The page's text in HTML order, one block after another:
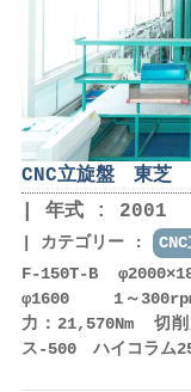
CNC立旋盤 東芝
年式 : 2001
カテゴリー :
F-150T-B
φ1600 1～
力：21,570Nm 切
ス-500 ハイコラム